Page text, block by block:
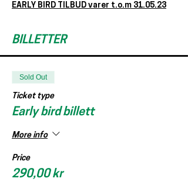
EARLY BIRD TILBUD varer t.o.m 31.05.23
BILLETTER
Sold Out
Ticket type
Early bird billett
More info
Price
290,00 kr